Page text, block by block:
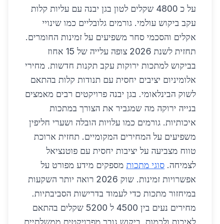
על כ 4800 שקלים לטון בגן יבנה עם עליות קלות
עקב ביקוש עולמי. גורמים גלובליים כמו שינויי
אקלים והסכמי סחר משפיעים על זמינות החומרים.
תחזית לשנת 2026 צופה עלייה של 15 אחוז
בביקוש למתכות ירוקות עקב תקנות חדשות. מחירי
אלומיניום יציבים יחסית עם תנודות קלות בהתאם
לשוק הבינלאומי. בגן יבנה פרויקטים רבים מאמצים
בנייה ירוקה מה שמגביר את הצורך במתכות
איכותיות. גורמים כמו עלויות הובלה ושערי חליפין
משפיעים על המחירים המקומיים. תחזית ארוכת
טווח מצביעה על יציבות יחסית עם פוטנציאל
לצמיחה. סוגי מתכות מספקים מידע מפורט על
אפשרויות זמינות. שוק 2026 רואה יותר השקעות
במיחזור מתכות כדי לעמוד בדרישות הסביבתיות.
מחירים נעים בין 4500 ל 5200 שקלים בהתאם
לאיכות ולכמות. ביקוש גובר מפרויקטים ממשלתיים